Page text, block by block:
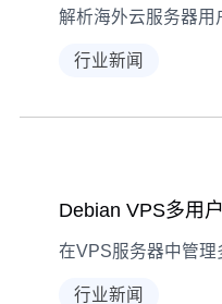
行业新闻
行业新闻